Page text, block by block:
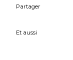
Partager
Et aussi